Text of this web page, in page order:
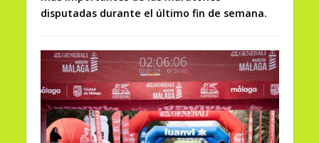
disputadas durante el último fin de semana.